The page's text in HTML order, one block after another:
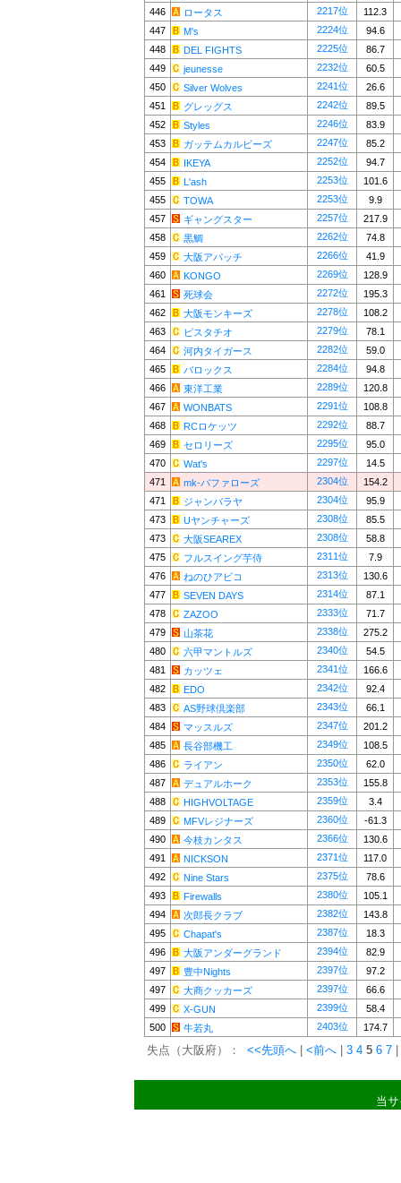
446
ロータス 2217位
112.3
447
M's 2224位
94.6
448
DEL FIGHTS 2225位
86.7
449
jeunesse 2232位
60.5
450
Silver Wolves 2241位
26.6
451
グレッグス 2242位
89.5
452
Styles 2246位
83.9
453
ガッテムカルビーズ 2247位
85.2
454
IKEYA 2252位
94.7
455
L'ash 2253位
101.6
455
TOWA 2253位
9.9
457
ギャングスター 2257位
217.9
458
黒鯛 2262位
74.8
459
大阪アパッチ 2266位
41.9
460
KONGO 2269位
128.9
461
死球会 2272位
195.3
462
大阪モンキーズ 2278位
108.2
463
ピスタチオ 2279位
78.1
464
河内タイガース 2282位
59.0
465
バロックス 2284位
94.8
466
東洋工業 2289位
120.8
467
WONBATS 2291位
108.8
468
RCロケッツ 2292位
88.7
469
セロリーズ 2295位
95.0
470
Wat's 2297位
14.5
471
mk-バファローズ 2304位
154.2
471
ジャンバラヤ 2304位
95.9
473
Uヤンチャーズ 2308位
85.5
473
大阪SEAREX 2308位
58.8
475
フルスイング芋侍 2311位
7.9
476
ねのひアビコ 2313位
130.6
477
SEVEN DAYS 2314位
87.1
478
ZAZOO 2333位
71.7
479
山茶花 2338位
275.2
480
六甲マントルズ 2340位
54.5
481
カッツェ 2341位
166.6
482
EDO 2342位
92.4
483
AS野球倶楽部 2343位
66.1
484
マッスルズ 2347位
201.2
485
長谷部機工 2349位
108.5
486
ライアン 2350位
62.0
487
デュアルホーク 2353位
155.8
488
HIGHVOLTAGE 2359位
3.4
489
MFVレジナーズ 2360位
-61.3
490
今枝カンタス 2366位
130.6
491
NICKSON 2371位
117.0
492
Nine Stars 2375位
78.6
493
Firewalls 2380位
105.1
494
次郎長クラブ 2382位
143.8
495
Chapat's 2387位
18.3
496
大阪アンダーグランド 2394位
82.9
497
豊中Nights 2397位
97.2
497
大商クッカーズ 2397位
66.6
499
X-GUN 2399位
58.4
500
牛若丸 2403位 174.7
失点（大阪府）： <<先頭へ <前へ 3 4 5 6 7
当